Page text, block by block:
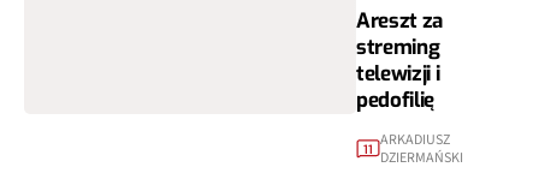
Areszt za
streming
telewizji i
pedofilię
11 ARKADIUSZ
DZIERMAŃSKI